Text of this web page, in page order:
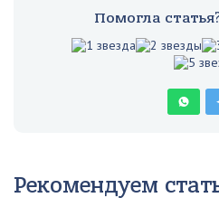
Помогла
Рекомендуем